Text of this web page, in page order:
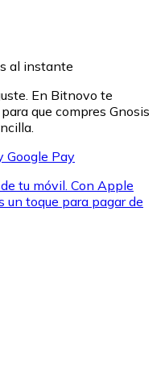
efectivo en tu tienda más
al instante
En Bitnovo te
que compres Gnosis
Google Pay
tu móvil. Con Apple
un toque para pagar de